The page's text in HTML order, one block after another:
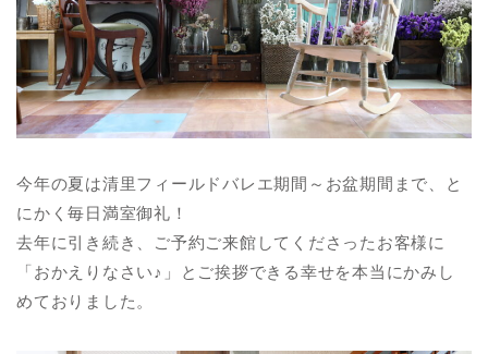
今年の夏は清里フィールドバレエ期間～お盆期間まで、と
にかく毎日満室御礼！
去年に引き続き、ご予約ご来館してくださったお客様に
「おかえりなさい♪」とご挨拶できる幸せを本当にかみし
めておりました。